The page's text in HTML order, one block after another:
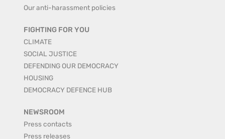
Our anti-harassment policies
FIGHTING FOR YOU
CLIMATE
SOCIAL JUSTICE
DEFENDING OUR DEMOCRACY
HOUSING
DEMOCRACY DEFENCE HUB
NEWSROOM
Press contacts
Press releases